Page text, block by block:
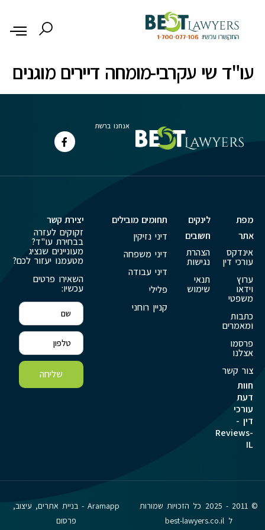
עו"ד שי עקרבי-מומחה דיירים מוגנים
אנחנו ברשת
מפת
אתר
אינדקס
עורכי דין
ערוץ
וידאו
משפטי
כתבות
ומאמרים
פרסמו
אצלנו
צור קשר
חוות
דעת
עורכי
דין -
Reviews-
IL
לינקים
חשובים
הצהרת
נגישות
תנאי
שימוש
תחומים מובילים
דיני נזיקין
דיני משפחה
דיני עבודה
פלילי
קניין רוחני
יצירת קשר
זקוקים לעזרה
בבחירת עו"ד?
מעוניינים שנציג
מטעמנו יעזור לכם?
השאירו פרטים
עכשיו:
שליחה
© 2011 - 2025 כל הזכויות שמורות
ל best-lawyers.co.il
Aramapp - בניית אתרים, עיצוב,
פרסום